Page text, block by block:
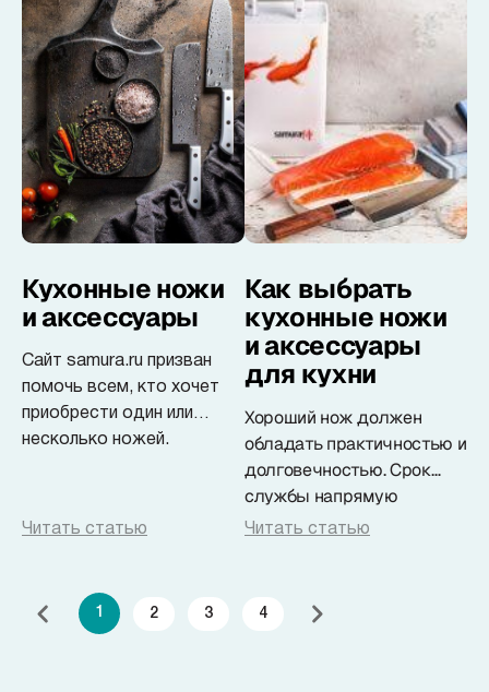
Кухонные ножи
и аксессуары
Сайт samura.ru призван
помочь всем, кто хочет
приобрести один или
несколько ножей.
Читать статью
Как выбрать
кухонные ножи
и аксессуары
для кухни
Хороший нож должен
обладать практичностью и
долговечностью. Срок
службы напрямую
зависит от надежности
кухонный прибор при
регулярном
Читать статью
1 2 3 4